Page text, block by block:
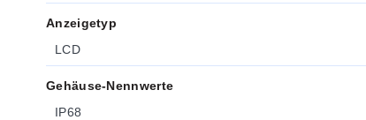
Anzeigetyp
LCD
Gehäuse-Nennwerte
IP68